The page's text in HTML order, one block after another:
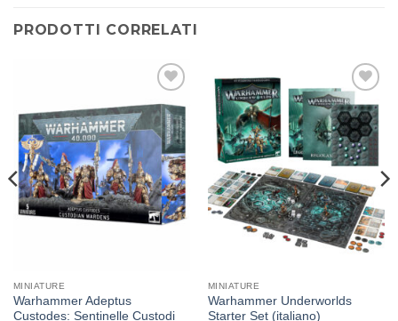
PRODOTTI CORRELATI
Aggiungi
alla lista
dei
desideri
MINIATURE
Warhammer Adeptus
Custodes: Sentinelle Custodi
Aggiungi
alla lista
dei
desideri
MINIATURE
Warhammer Underworlds
Starter Set (italiano)